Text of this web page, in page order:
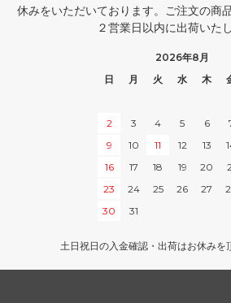
休みをいただいております。ご注文の商
２営業日以内に出荷いた
2026年8月
日
月 火 水 木
2
3 4 5 6
9
10 11 12 13
16
17 18 19 20
23
24 25 26 27
30
31
土日祝日の入金確認・出荷はお休みを